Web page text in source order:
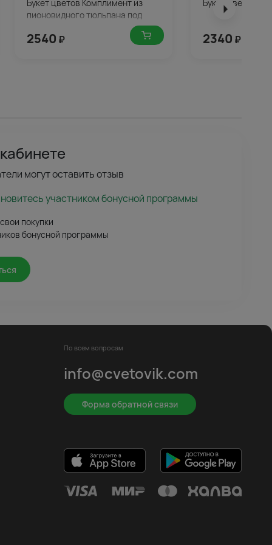
Букет цветов Комплимент из
пионовидного тюльпана под
2540 ₽
Букет цветов
2340 ₽
могут оставить отзыв
участником бонусной программы
покупки
бонусной программы
По всем вопросам
info@cvetovik.com
Форма обратной связи